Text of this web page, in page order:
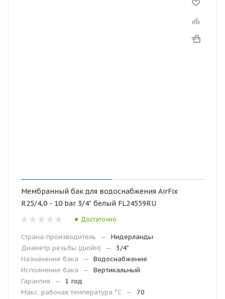
Мембранный бак для водоснабжения AirFix
R25/4,0 - 10 bar 3/4" белый FL24559RU
Достаточно
Страна-производитель —
Нидерланды
Диаметр резьбы (дюйм)
—
3/4"
Назначение бака
—
Водоснабжение
Исполнение бака
—
Вертикальный
Гарантия
—
1 год
Макc. рабочая температура °С
— 70